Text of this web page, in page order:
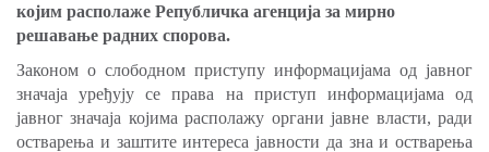
којим располаже Републичка агенција за мирно
решавање радних спорова.
Законом о слободном приступу информацијама од јавног
значаја уређују се права на приступ информацијама од
јавног значаја којима располажу органи јавне власти, ради
остварења и заштите интереса јавности да зна и остварења